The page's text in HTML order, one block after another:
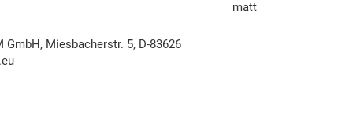
matt
GmbH, Miesbacherstr. 5, D-83626